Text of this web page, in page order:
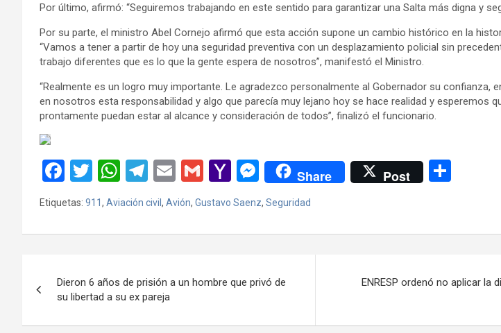
Por último, afirmó: “Seguiremos trabajando en este sentido para garantizar una Salta más digna y
Por su parte, el ministro Abel Cornejo afirmó que esta acción supone un cambio histórico en la
“Vamos a tener a partir de hoy una seguridad preventiva con un desplazamiento policial sin
trabajo diferentes que es lo que la gente espera de nosotros”, manifestó el Ministro.
“Realmente es un logro muy importante. Le agradezco personalmente al Gobernador su confianza,
en nosotros esta responsabilidad y algo que parecía muy lejano hoy se hace realidad y esperemos
prontamente puedan estar al alcance y consideración de todos”, finalizó el funcionario.
F
a
ce
b
o
k
T
wi
tt
er
W
h
at
s
p
p
T
el
e
gr
m
E
m
ail
G
m
ail
Y
a
h
o
M
M
es
se
n
er
Share Post
p
tir
Etiquetas: 911, Aviación civil, Avión, Gustavo Saenz, Seguridad
de
entradas
Dieron 6 años de prisión a un hombre que privó de
su libertad a su ex pareja
ENRESP ordenó no aplicar la